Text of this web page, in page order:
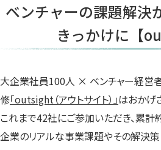
ベンチャーの課題解決
きっかけに【
大企業社員100人 × ベンチャー経営
修「outsight（アウトサイト）」はおかげ
これまで42社にご参加いただき、累
企業のリアルな事業課題やその解決